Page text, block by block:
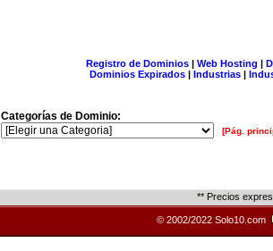
Registro de Dominios| Web Hosting |
Dominios Expirados | Industrias |
Categorías de Dominio:
[Pág.
** Precios
© 2002/2022 Solo10.com